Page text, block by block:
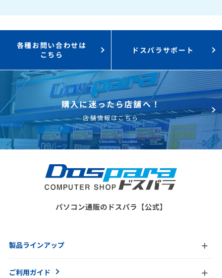
各種お問い合わせは
こちら
ドスパラサポート
購入に迷ったら店舗へ！
店舗情報はこちら
パソコン通販のドスパラ【公式】
製品ラインアップ
ご利用ガイド